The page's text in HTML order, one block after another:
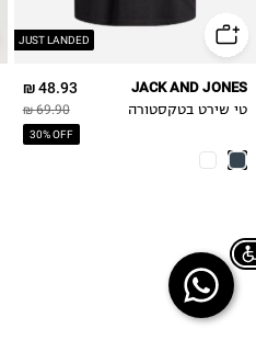
JUST LANDED
48.93 ₪
69.90 ₪
30% OFF
JACK AND JONES
טי שירט בטקסטורה
Chat on WhatsApp